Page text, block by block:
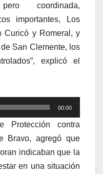
coordinada,
importantes, Los
Curicó y Romeral, y
San Clemente, los
explicó el
00:00
contra
Bravo, agregó que
indicaban que la
en una situación